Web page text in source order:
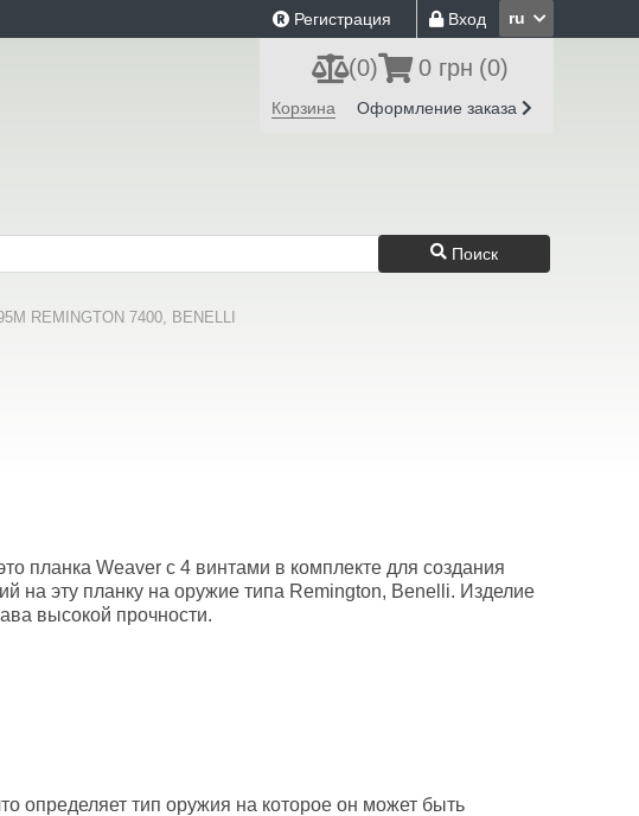
ru
Вход
Регистрация
(0) 0 грн (0)
Корзина Оформление заказа
Поиск
REMINGTON 7400, BENELLI
планка Weaver с 4 винтами в комплекте для создания
на эту планку на оружие типа Remington, Benelli. Изделие
высокой прочности.
определяет тип оружия на которое он может быть